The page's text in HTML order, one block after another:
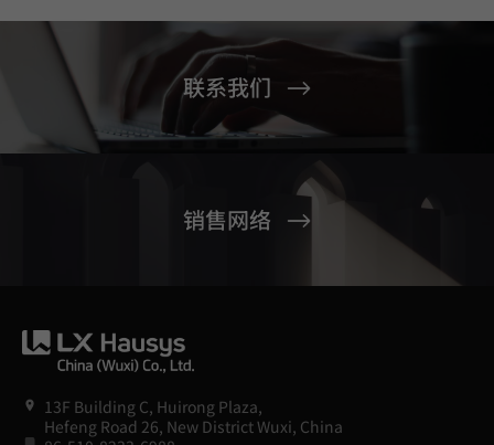
联系我们
销售网络
13F Building C, Huirong Plaza,
Hefeng Road 26, New District Wuxi, China